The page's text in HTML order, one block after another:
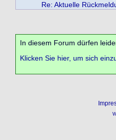
Re: Aktuelle
In diesem Forum dürfen
Klicken Sie hier, um sich